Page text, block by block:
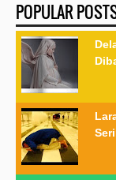
POPULAR